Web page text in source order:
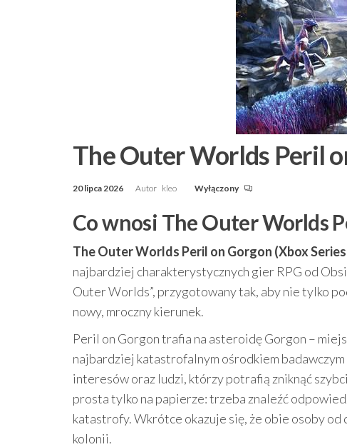
The Outer Worlds Peril
20 lipca 2026 Autor kleo Wyłączony
Co wnosi The Outer Worlds
The Outer Worlds Peril on Gorgon (Xbox
najbardziej charakterystycznych gier RPG od
Outer Worlds”, przygotowany tak, aby nie tylko
nowy, mroczny kierunek.
Peril on Gorgon trafia na asteroidę Gorgon –
najbardziej katastrofalnym ośrodkiem
interesów oraz ludzi, którzy potrafią zniknąć
prosta tylko na papierze: trzeba znaleźć
katastrofy. Wkrótce okazuje się, że obie osoby od
kolonii.